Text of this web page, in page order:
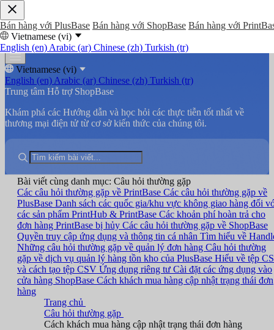
Bán hàng với PlusBase Bán hàng với ShopBase Bán hàng với
Vietnamese (vi)
English (en) Arabic (ar) Chinese (zh) Turkish (tr)
Vietnamese (vi)
English (en) Arabic (ar) Chinese (zh) Turkish (tr)
Trung tâm Hỗ trợ ShopBase
Khám phá các Hướng dẫn và học hỏi các thực tiễn tốt nhất về
thương mại điện tử từ cơ sở kiến thức của chúng tôi.
Bài viết cùng danh mục: Câu hỏi thường gặp
Các câu hỏi thường gặp về PrintBase Các câu hỏi thường gặp về
PlusBase Danh sách các quốc gia/khu vực không giao hàng đối
các sản phẩm PrintHub & PrintBase Các khoản phí hoàn trả cho
đơn hàng PrintBase bị hủy Các câu hỏi thường gặp về ShopBase
Quyền truy cập ứng dụng và thông tin cá nhân Tìm hiểu về
Những câu hỏi thường gặp về quản lý đơn hàng Câu hỏi thường
gặp về dịch vụ quản lý hàng tồn kho của PlusBase Hiểu về tệp
và cách tạo tệp CSV Ứng dụng riêng tư Cài đặt các ứng dụng vào
cửa hàng ShopBase Cách khách mua hàng cập nhật trạng thái đơn
hàng
Trang chủ
Câu hỏi thường gặp
Cách khách mua hàng cập nhật trạng thái đơn hàng